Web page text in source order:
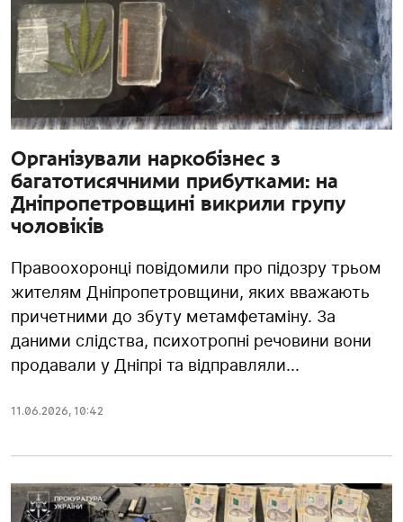
Організували наркобізнес з
багатотисячними прибутками: на
Дніпропетровщині викрили групу
чоловіків
Правоохоронці повідомили про підозру трьом
жителям Дніпропетровщини, яких вважають
причетними до збуту метамфетаміну. За
даними слідства, психотропні речовини вони
продавали у Дніпрі та відправляли...
11.06.2026, 10:42